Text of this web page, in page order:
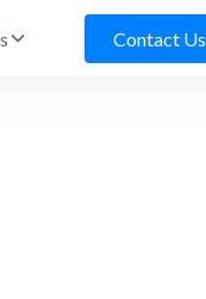
Contact Us